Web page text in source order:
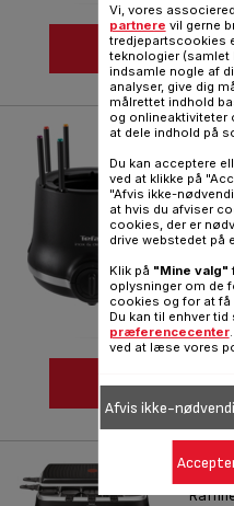
Vi, vores
partnere vil gerne
tredjepartscookies
teknologier (samlet
indsamle nogle af
analyser, give dig
målrettet indhold
og onlineaktiviteter
at dele indhold på
Du kan acceptere
ved at klikke på
"Afvis ikke-
at hvis du afviser
cookies, der er
drive webstedet på
Klik på "Mine valg"
oplysninger om de
cookies og for at få
Du kan til enhver
præferencecenter
ved at læse vores
Afvis ikke-